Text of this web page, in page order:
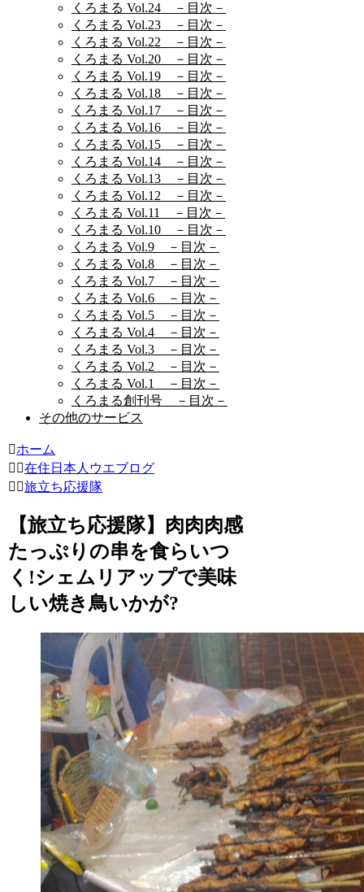
くろまる Vol.24 －目次－
くろまる Vol.23 －目次－
くろまる Vol.22 －目次－
くろまる Vol.20 －目次－
くろまる Vol.19 －目次－
くろまる Vol.18 －目次－
くろまる Vol.17 －目次－
くろまる Vol.16 －目次－
くろまる Vol.15 －目次－
くろまる Vol.14 －目次－
くろまる Vol.13 －目次－
くろまる Vol.12 －目次－
くろまる Vol.11 －目次－
くろまる Vol.10 －目次－
くろまる Vol.9 －目次－
くろまる Vol.8 －目次－
くろまる Vol.7 －目次－
くろまる Vol.6 －目次－
くろまる Vol.5 －目次－
くろまる Vol.4 －目次－
くろまる Vol.3 －目次－
くろまる Vol.2 －目次－
くろまる Vol.1 －目次－
くろまる創刊号 －目次－
その他のサービス
ホーム
在住日本人ウエブログ
旅立ち応援隊
【旅立ち応援隊】肉肉肉感
たっぷりの串を食らいつ
く!シェムリアップで美味
しい焼き鳥いかが?